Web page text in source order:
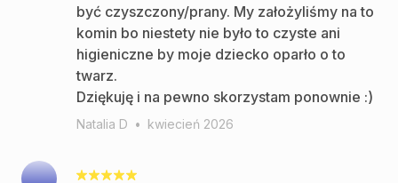
być czyszczony/prany. My założyliśmy na to
komin bo niestety nie było to czyste ani
higieniczne by moje dziecko oparło o to
twarz.
Dziękuję i na pewno skorzystam ponownie :)
Natalia D • kwiecień 2026